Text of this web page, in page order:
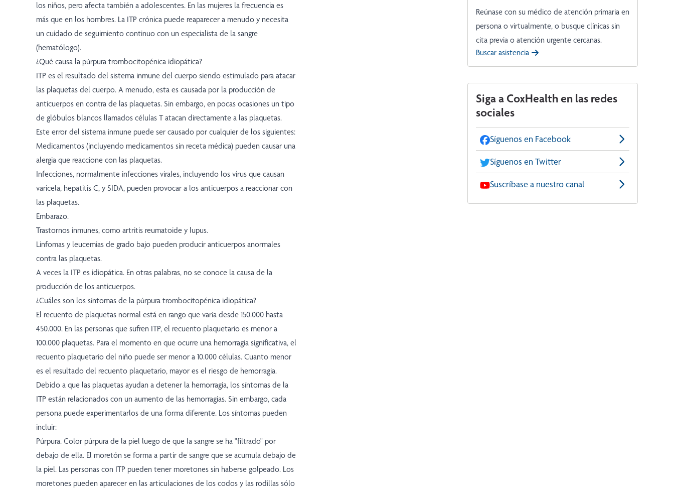
los niños, pero afecta también a adolescentes. En las mujeres la frecuencia es
más que en los hombres. La ITP crónica puede reaparecer a menudo y necesita
un cuidado de seguimiento continuo con un especialista de la sangre
(hematólogo).
¿Qué causa la púrpura trombocitopénica idiopática?
ITP es el resultado del sistema inmune del cuerpo siendo estimulado para atacar
las plaquetas del cuerpo. A menudo, esta es causada por la producción de
anticuerpos en contra de las plaquetas. Sin embargo, en pocas ocasiones un tipo
de glóbulos blancos llamados células T atacan directamente a las plaquetas.
Este error del sistema inmune puede ser causado por cualquier de los siguientes:
Medicamentos (incluyendo medicamentos sin receta médica) pueden causar una
alergia que reaccione con las plaquetas.
Infecciones, normalmente infecciones virales, incluyendo los virus que causan
varicela, hepatitis C, y SIDA, pueden provocar a los anticuerpos a reaccionar con
las plaquetas.
Embarazo.
Trastornos inmunes, como artritis reumatoide y lupus.
Linfomas y leucemias de grado bajo pueden producir anticuerpos anormales
contra las plaquetas.
A veces la ITP es idiopática. En otras palabras, no se conoce la causa de la
producción de los anticuerpos.
¿Cuáles son los síntomas de la púrpura trombocitopénica idiopática?
El recuento de plaquetas normal está en rango que varía desde 150.000 hasta
450.000. En las personas que sufren ITP, el recuento plaquetario es menor a
100.000 plaquetas. Para el momento en que ocurre una hemorragia significativa, el
recuento plaquetario del niño puede ser menor a 10.000 células. Cuanto menor
es el resultado del recuento plaquetario, mayor es el riesgo de hemorragia.
Debido a que las plaquetas ayudan a detener la hemorragia, los síntomas de la
ITP están relacionados con un aumento de las hemorragias. Sin embargo, cada
persona puede experimentarlos de una forma diferente. Los síntomas pueden
incluir:
Púrpura. Color púrpura de la piel luego de que la sangre se ha "filtrado" por
debajo de ella. El moretón se forma a partir de sangre que se acumula debajo de
la piel. Las personas con ITP pueden tener moretones sin haberse golpeado. Los
moretones pueden aparecer en las articulaciones de los codos y las rodillas sólo
Reúnase con su médico de atención primaria en
persona o virtualmente, o busque clínicas sin
cita previa o atención urgente cercanas.
Buscar asistencia
Siga a CoxHealth en las redes
sociales
Síguenos en Facebook
Síguenos en Twitter
Suscríbase a nuestro canal